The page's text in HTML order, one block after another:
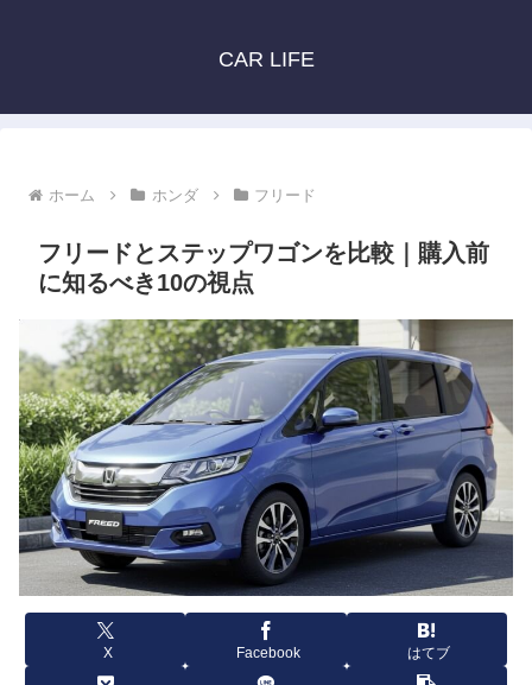
CAR LIFE
ホーム ホンダ フリード
フリードとステップワゴンを比較｜購入前
に知るべき10の視点
X Facebook はてブ